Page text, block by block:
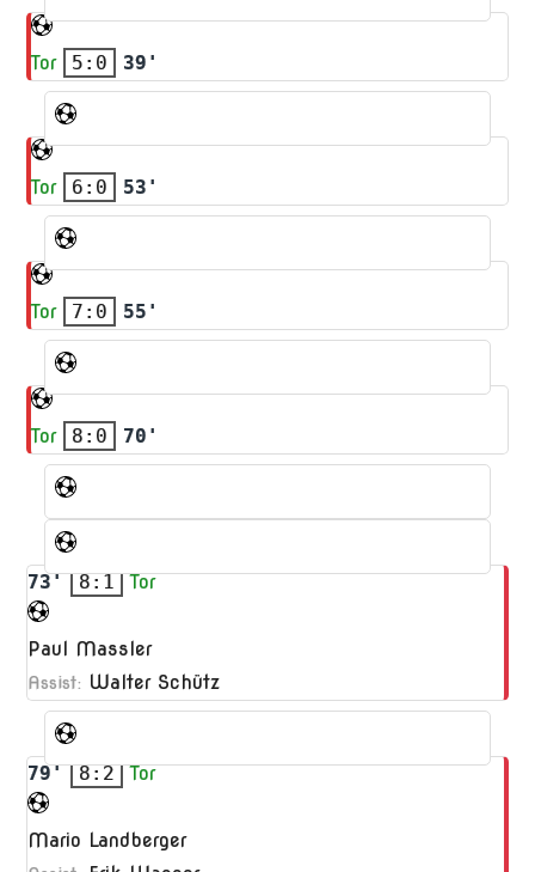
Tor 5:0 39'
Tor 6:0 53'
Tor 7:0 55'
Tor 8:0 70'
73' 8:1 Tor
Paul Massler
Assist: Walter Schütz
79' 8:2 Tor
Mario Landberger